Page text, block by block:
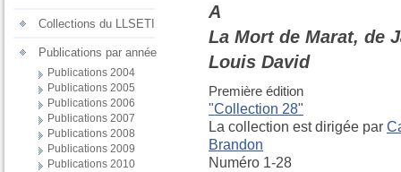
Collections du LLSETI
Publications par année
Publications 2004
Publications 2005
Publications 2006
Publications 2007
Publications 2008
Publications 2009
Publications 2010
A
La Mort de Marat, de
Louis David
Première édition
"Collection 28"
La collection est dirigée par
Brandon
Numéro 1-28